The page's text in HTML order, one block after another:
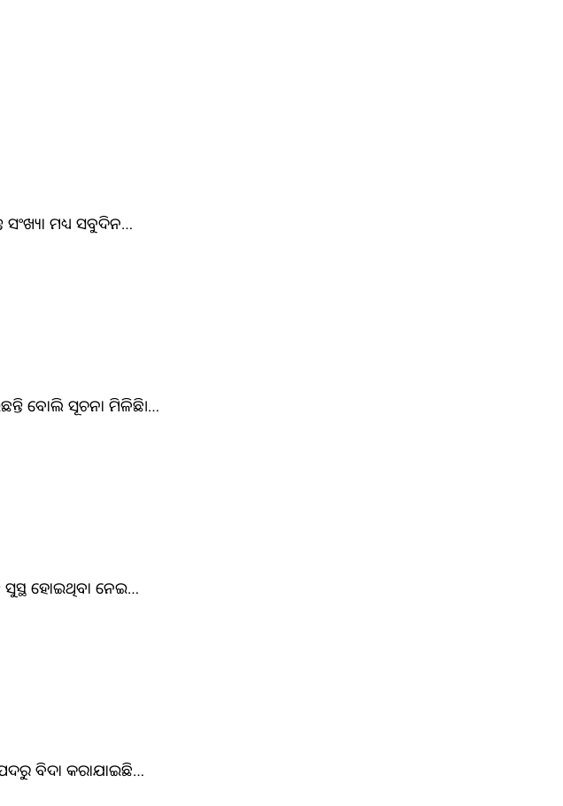
ସଂଖ୍ୟା ମଧ୍ୟ ସବୁଦିନ…
ବୋଲି ସୂଚନା ମିଳିଛି।…
ସୁସ୍ଥ ହୋଇଥିବା ନେଇ…
ପଦରୁ ବିଦା କରାଯାଇଛି…